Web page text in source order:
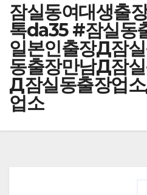
잠실동여대생출
톡da35 #잠실동
일본인출장Д잠
동출장만남Д잠
Д잠실동출장업
업소